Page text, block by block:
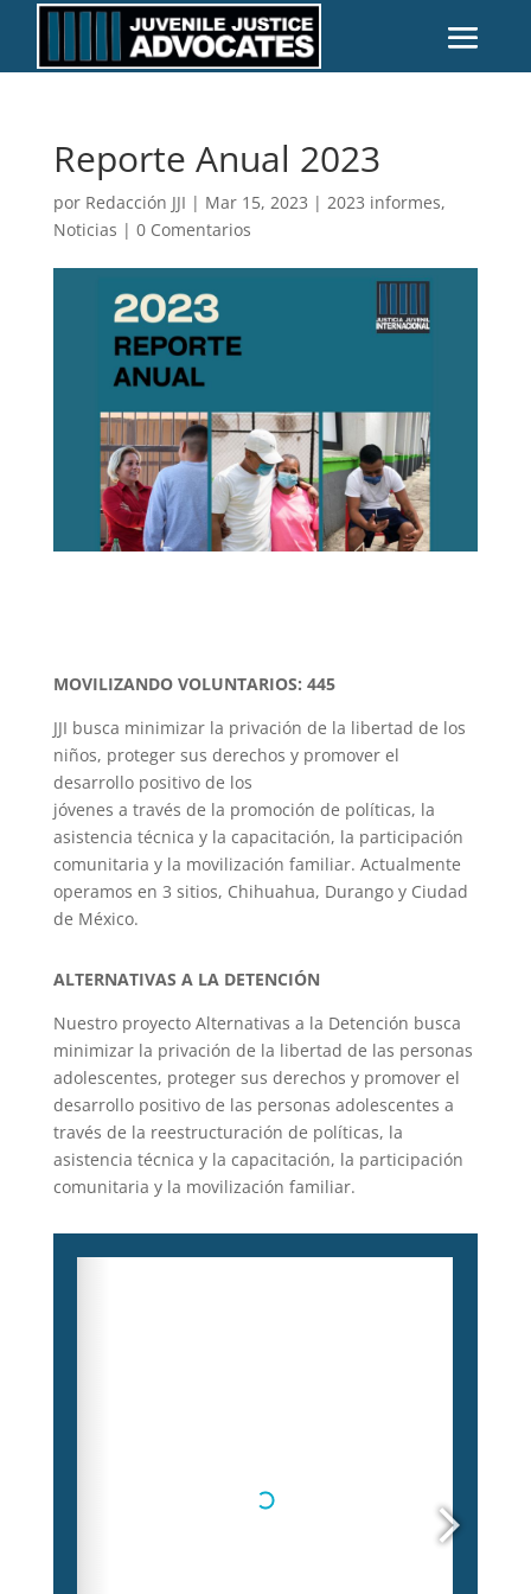
Reporte Anual 2023
por Redacción JJI | Mar 15, 2023 | 2023 informes,
Noticias | 0 Comentarios
MOVILIZANDO VOLUNTARIOS: 445
JJI busca minimizar la privación de la libertad de los
niños, proteger sus derechos y promover el
desarrollo positivo de los
jóvenes a través de la promoción de políticas, la
asistencia técnica y la capacitación, la participación
comunitaria y la movilización familiar. Actualmente
operamos en 3 sitios, Chihuahua, Durango y Ciudad
de México.
ALTERNATIVAS A LA DETENCIÓN
Nuestro proyecto Alternativas a la Detención busca
minimizar la privación de la libertad de las personas
adolescentes, proteger sus derechos y promover el
desarrollo positivo de las personas adolescentes a
través de la reestructuración de políticas, la
asistencia técnica y la capacitación, la participación
comunitaria y la movilización familiar.